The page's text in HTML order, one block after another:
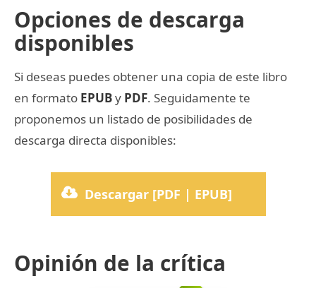
Opciones de descarga
disponibles
Si deseas puedes obtener una copia de este libro
en formato EPUBy PDF. Seguidamente te
proponemos un listado de posibilidades de
descarga directa disponibles:
Descargar [PDF | EPUB]
Opinión de la crítica